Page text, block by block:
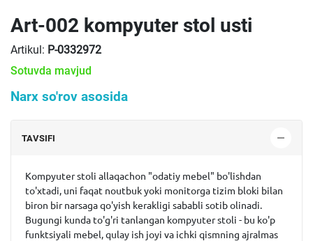
Art-002 kompyuter stol usti
Artikul: P-0332972
Sotuvda mavjud
Narx so'rov asosida
TAVSIFI
Kompyuter stoli allaqachon "odatiy mebel" bo'lishdan
to'xtadi, uni faqat noutbuk yoki monitorga tizim bloki bilan
biron bir narsaga qo'yish kerakligi sababli sotib olinadi.
Bugungi kunda to'g'ri tanlangan kompyuter stoli - bu ko'p
funktsiyali mebel, qulay ish joyi va ichki qismning ajralmas